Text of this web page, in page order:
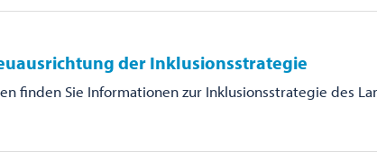
der Inklusionsstrategie
finden Sie Informationen zur Inklusionsstrategie des